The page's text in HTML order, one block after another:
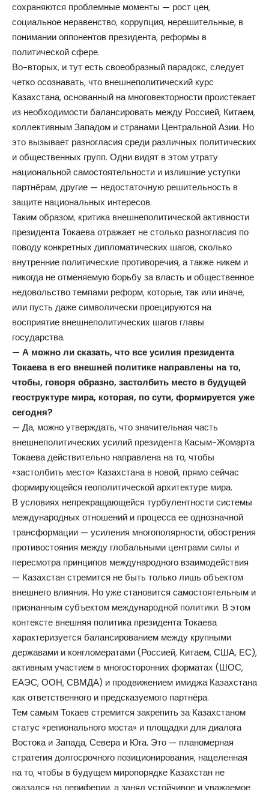
сохраняются проблемные моменты — рост цен,
социальное неравенство, коррупция, нерешительные, в
понимании оппонентов президента, реформы в
политической сфере.
Во-вторых, и тут есть своеобразный парадокс, следует
четко осознавать, что внешнеполитический курс
Казахстана, основанный на многовекторности проистекает
из необходимости балансировать между Россией, Китаем,
коллективным Западом и странами Центральной Азии. Но
это вызывает разногласия среди различных политических
и общественных групп. Одни видят в этом утрату
национальной самостоятельности и излишние уступки
партнёрам, другие — недостаточную решительность в
защите национальных интересов.
Таким образом, критика внешнеполитической активности
президента Токаева отражает не столько разногласия по
поводу конкретных дипломатических шагов, сколько
внутренние политические противоречия, а также никем и
никогда не отменяемую борьбу за власть и общественное
недовольство темпами реформ, которые, так или иначе,
или пусть даже символически проецируются на
восприятие внешнеполитических шагов главы
государства.
— А можно ли сказать, что все усилия президента
Токаева в его внешней политике направлены на то,
чтобы, говоря образно, застолбить место в будущей
геоструктуре мира, которая, по сути, формируется уже
сегодня?
— Да, можно утверждать, что значительная часть
внешнеполитических усилий президента Касым-Жомарта
Токаева действительно направлена на то, чтобы
«застолбить место» Казахстана в новой, прямо сейчас
формирующейся геополитической архитектуре мира.
В условиях непрекращающейся турбулентности системы
международных отношений и процесса ее однозначной
трансформации — усиления многополярности, обострения
противостояния между глобальными центрами силы и
пересмотра принципов международного взаимодействия
— Казахстан стремится не быть только лишь объектом
внешнего влияния. Но уже становится самостоятельным и
признанным субъектом международной политики. В этом
контексте внешняя политика президента Токаева
характеризуется балансированием между крупными
державами и конгломератами (Россией, Китаем, США, ЕС),
активным участием в многосторонних форматах (ШОС,
ЕАЭС, ООН, СВМДА) и продвижением имиджа Казахстана
как ответственного и предсказуемого партнёра.
Тем самым Токаев стремится закрепить за Казахстаном
статус «регионального моста» и площадки для диалога
Востока и Запада, Севера и Юга. Это — планомерная
стратегия долгосрочного позиционирования, нацеленная
на то, чтобы в будущем миропорядке Казахстан не
оказался на периферии, а занял устойчивое и уважаемое